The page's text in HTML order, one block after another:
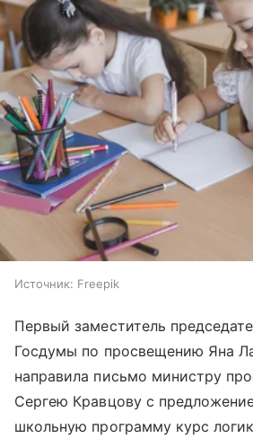
Источник: Freepik
Первый заместитель
Госдумы по просвещению Яна
направила письмо министру
Сергею Кравцову с
школьную программу курс